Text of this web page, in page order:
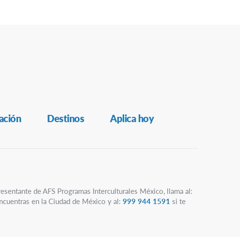
Destinos Aplica hoy
de AFS Programas Interculturales México, llama al:
en la Ciudad de México y al: 999 944 1591 si te